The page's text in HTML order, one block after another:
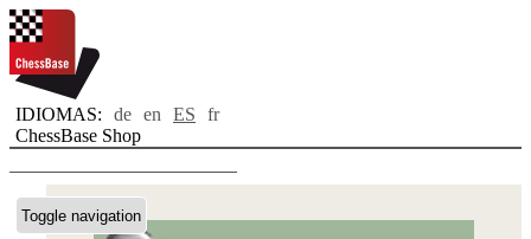
IDIOMAS: de en ES
fr
ChessBase Shop
Toggle navigation